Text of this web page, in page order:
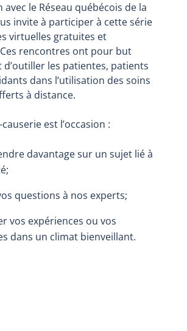
le Réseau québécois de la
invite à participer à cette série
virtuelles gratuites et
rencontres ont pour but
d’outiller les patientes, patients
dans l’utilisation des soins
à distance.
est l’occasion :
davantage sur un sujet lié à
questions à nos experts;
vos expériences ou vos
dans un climat bienveillant.